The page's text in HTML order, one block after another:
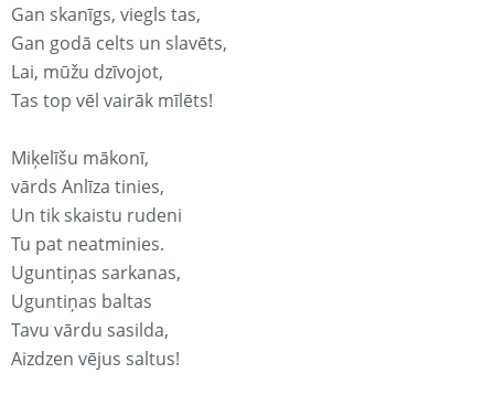
Gan skanīgs, viegls tas,
Gan godā celts un slavēts,
Lai, mūžu dzīvojot,
Tas top vēl vairāk mīlēts!
Miķelīšu mākonī,
vārds Anlīza tinies,
Un tik skaistu rudeni
Tu pat neatminies.
Uguntiņas sarkanas,
Uguntiņas baltas
Tavu vārdu sasilda,
Aizdzen vējus saltus!